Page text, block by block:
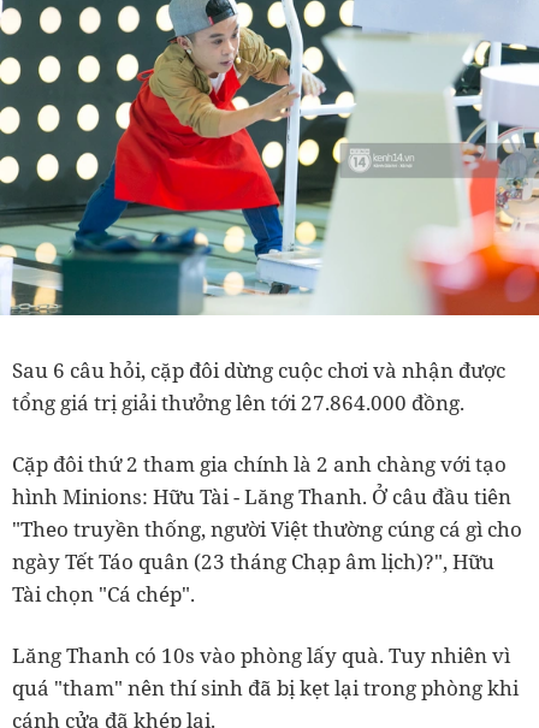
Sau 6 câu hỏi, cặp đôi dừng cuộc chơi và nhận được
tổng giá trị giải thưởng lên tới 27.864.000 đồng.
Cặp đôi thứ 2 tham gia chính là 2 anh chàng với tạo
hình Minions: Hữu Tài - Lăng Thanh. Ở câu đầu tiên
"Theo truyền thống, người Việt thường cúng cá gì cho
ngày Tết Táo quân (23 tháng Chạp âm lịch)?", Hữu
Tài chọn "Cá chép".
Lăng Thanh có 10s vào phòng lấy quà. Tuy nhiên vì
quá "tham" nên thí sinh đã bị kẹt lại trong phòng khi
cánh cửa đã khép lại.